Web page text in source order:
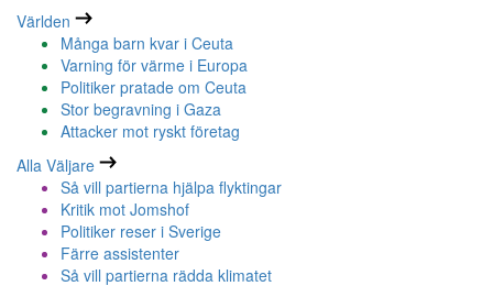
Världen
Många barn kvar i Ceuta
Varning för värme i Europa
Politiker pratade om Ceuta
Stor begravning i Gaza
Attacker mot ryskt företag
Alla Väljare
Så vill partierna hjälpa flyktingar
Kritik mot Jomshof
Politiker reser i Sverige
Färre assistenter
Så vill partierna rädda klimatet